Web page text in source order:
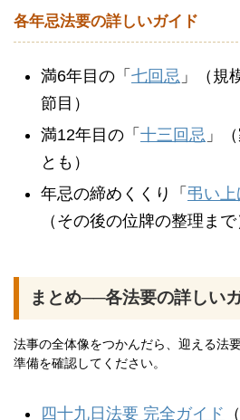
各年忌法要の詳しいガイド
満6年目の「 七回忌 」（規
節目）
満12年目の「 十三回忌 」
とも）
年忌の締めくくり「 弔い
（その後の位牌の整理まで
まとめ──各法要の詳しい
法事の全体像をつかんだら、迎える法
準備を確認してください。
四十九日法要 完全ガイド